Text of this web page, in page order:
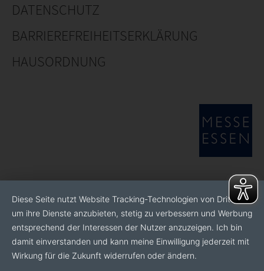
DATENSCHUTZ
BARRIEREFREIHEITSERKLÄRUNG
HAUSORDNUNG
Diese Seite nutzt Website Tracking-Technologien von Dritten,
um ihre Dienste anzubieten, stetig zu verbessern und Werbung
entsprechend der Interessen der Nutzer anzuzeigen. Ich bin
damit einverstanden und kann meine Einwilligung jederzeit mit
Wirkung für die Zukunft widerrufen oder ändern.